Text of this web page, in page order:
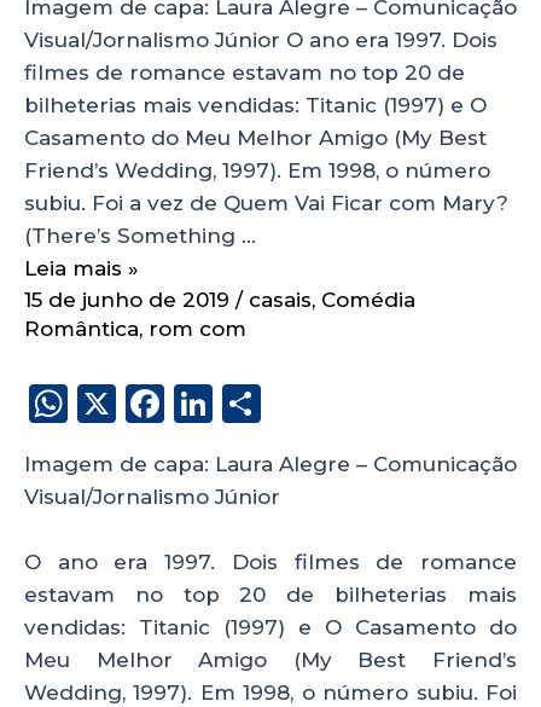
Imagem de capa: Laura Alegre – Comunicação
Visual/Jornalismo Júnior O ano era 1997. Dois
filmes de romance estavam no top 20 de
bilheterias mais vendidas: Titanic (1997) e O
Casamento do Meu Melhor Amigo (My Best
Friend’s Wedding, 1997). Em 1998, o número
subiu. Foi a vez de Quem Vai Ficar com Mary?
(There’s Something …
Leia mais »
15 de junho de 2019 / casais, Comédia
Romântica, rom com
W
a
ts
A
p
p
X
F
c
e
b
o
o
k
Li
k
e
dI
n
a
re
Imagem de capa: Laura Alegre – Comunicação
Visual/Jornalismo Júnior
O ano era 1997. Dois filmes de romance
estavam no top 20 de bilheterias mais
vendidas: Titanic (1997) e O Casamento do
Meu Melhor Amigo (My Best Friend’s
Wedding, 1997). Em 1998, o número subiu. Foi